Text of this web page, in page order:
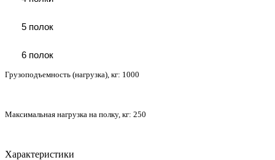
5 полок
6 полок
Грузоподъемность (нагрузка), кг: 1000
Максимальная нагрузка на полку, кг: 250
Характеристики